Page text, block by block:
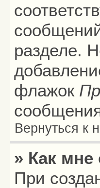
разделе.
флажок
Вернуться к
» Как мне
При